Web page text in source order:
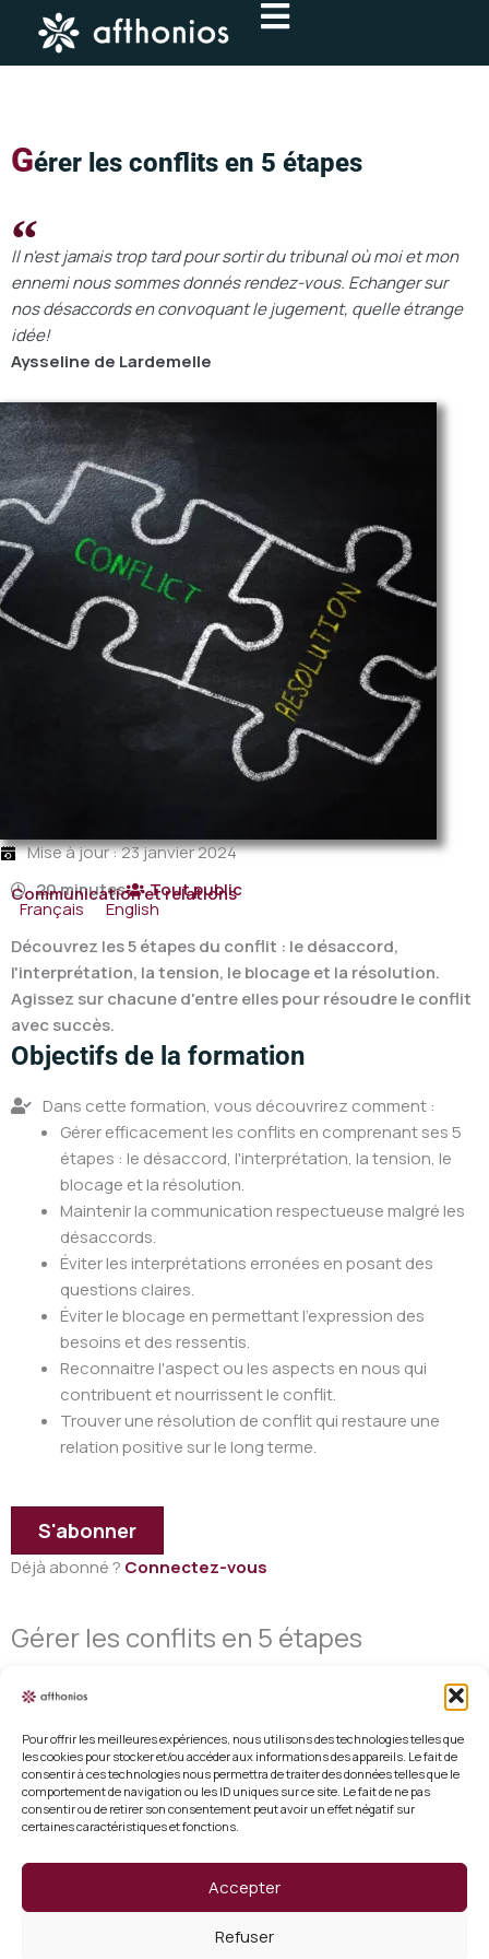
Pour offrir les meilleures expériences, nous utilisons des technologies telles que
les cookies pour stocker et/ou accéder aux informations des appareils. Le fait de
consentir à ces technologies nous permettra de traiter des données telles que le
comportement de navigation ou les ID uniques sur ce site. Le fait de ne pas
consentir ou de retirer son consentement peut avoir un effet négatif sur
certaines caractéristiques et fonctions.
Accepter
Refuser
contenu
Gérer les conflits en 5 étapes
Il n'est jamais trop tard pour sortir du tribunal où moi et mon
ennemi nous sommes donnés rendez-vous. Echanger sur
nos désaccords en convoquant le jugement, quelle étrange
idée!
Aysseline de Lardemelle
Mise à jour : 23 janvier 2024
20 minutes
Tout public
Communication et relations
Français
English
Découvrez les 5 étapes du conflit : le désaccord,
l'interprétation, la tension, le blocage et la résolution.
Agissez sur chacune d'entre elles pour résoudre le conflit
avec succès.
Objectifs de la formation
Dans cette formation, vous découvrirez comment :
Gérer efficacement les conflits en comprenant ses 5
étapes : le désaccord, l'interprétation, la tension, le
blocage et la résolution.
Maintenir la communication respectueuse malgré les
désaccords.
Éviter les interprétations erronées en posant des
questions claires.
Éviter le blocage en permettant l'expression des
besoins et des ressentis.
Reconnaitre l'aspect ou les aspects en nous qui
contribuent et nourrissent le conflit.
Trouver une résolution de conflit qui restaure une
relation positive sur le long terme.
S'abonner
Déjà abonné ? Connectez-vous
Gérer les conflits en 5 étapes
Mentions légales
Conditions générales de vente